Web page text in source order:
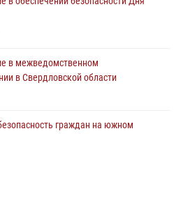
в межведомственном
в Свердловской области
граждан на южном
по Свердловской области